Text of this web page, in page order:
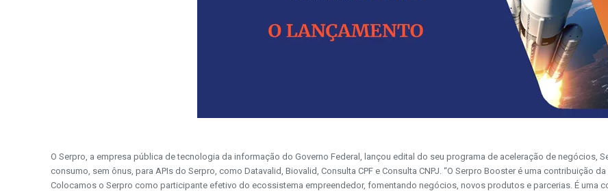
O Serpro, a empresa pública de tecnologia da informação do Governo Federal, lançou edital do seu programa de aceleração de negócios,
consumo, sem ônus, para APIs do Serpro, como Datavalid, Biovalid, Consulta CPF e Consulta CNPJ. “O Serpro Booster é uma contribuição
Colocamos o Serpro como participante efetivo do ecossistema empreendedor, fomentando negócios, novos produtos e parcerias. É uma